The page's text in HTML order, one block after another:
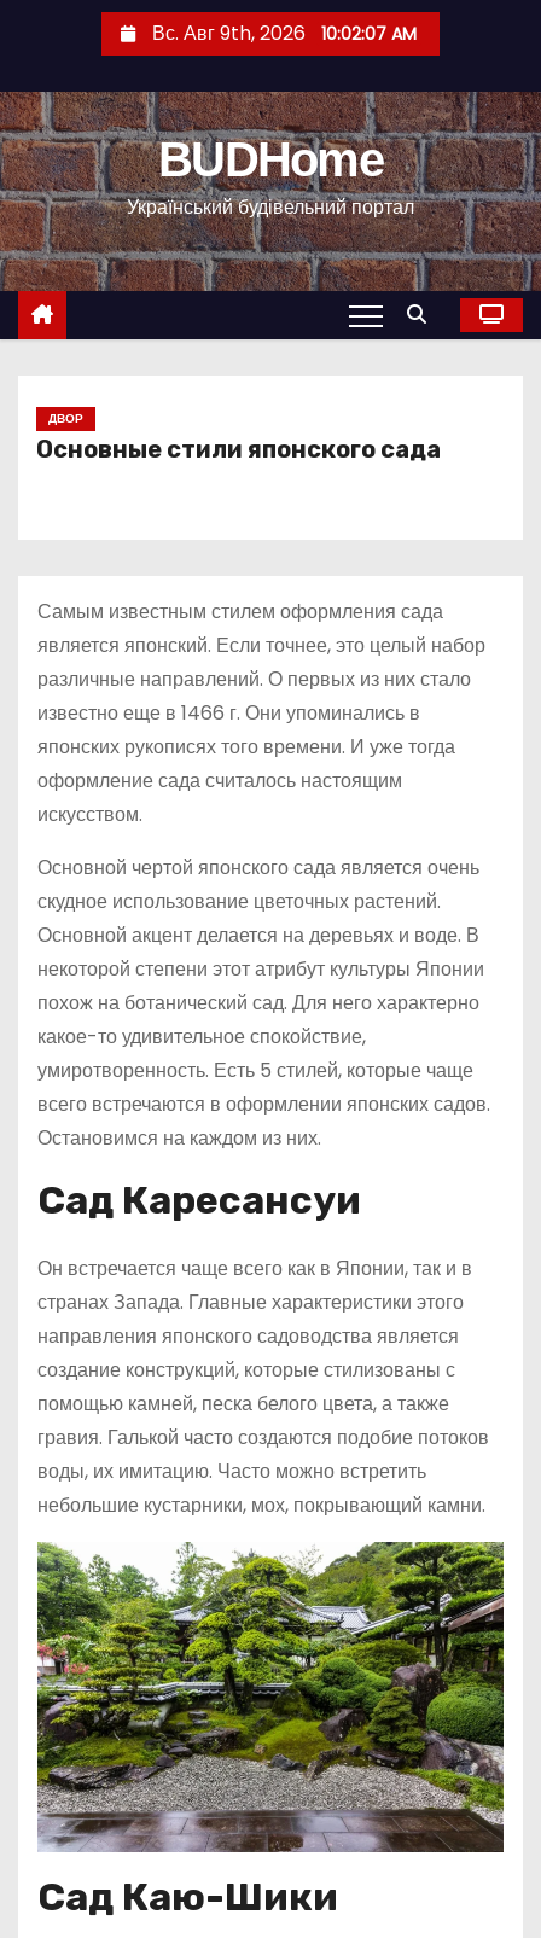
е
й
т
и
к
с
Вс. Авг 9th, 2026 10:02:07 AM
BUDHome
Український будівельний портал
ДВОР
Основные стили японского сада
Самым известным стилем оформления сада
является японский. Если точнее, это целый набор
различные направлений. О первых из них стало
известно еще в 1466 г. Они упоминались в
японских рукописях того времени. И уже тогда
оформление сада считалось настоящим
искусством.
Основной чертой японского сада является очень
скудное использование цветочных растений.
Основной акцент делается на деревьях и воде. В
некоторой степени этот атрибут культуры Японии
похож на ботанический сад. Для него характерно
какое-то удивительное спокойствие,
умиротворенность. Есть 5 стилей, которые чаще
всего встречаются в оформлении японских садов.
Остановимся на каждом из них.
Сад Каресансуи
Он встречается чаще всего как в Японии, так и в
странах Запада. Главные характеристики этого
направления японского садоводства является
создание конструкций, которые стилизованы с
помощью камней, песка белого цвета, а также
гравия. Галькой часто создаются подобие потоков
воды, их имитацию. Часто можно встретить
небольшие кустарники, мох, покрывающий камни.
Сад Каю-Шики